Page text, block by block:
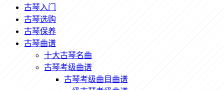
古琴入门
古琴选购
古琴保养
古琴曲谱
十大古琴名曲
古琴考级曲谱
古琴考级曲目曲谱